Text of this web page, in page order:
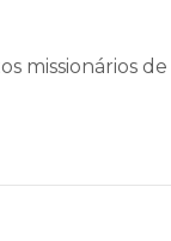
missionários de